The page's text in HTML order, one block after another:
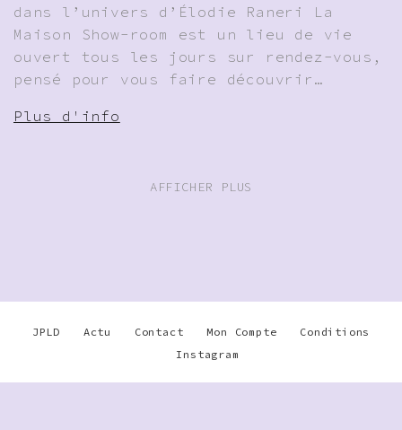
dans l’univers d’Élodie Raneri La
Maison Show-room est un lieu de vie
ouvert tous les jours sur rendez-vous,
pensé pour vous faire découvrir…
Plus d'info
AFFICHER PLUS
JPLD Actu Contact Mon Compte
Conditions
Instagram